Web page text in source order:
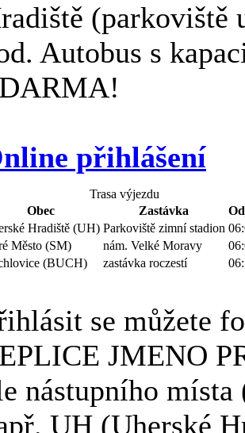
(parkoviště
Autobus s
přihlášení
Trasa výjezdu
Obec
Zastávka
Hradiště (UH) Parkoviště zimní stadion
Město (SM)
nám. Velké Moravy
(BUCH)
zastávka roczestí
se můžete
JMENO
nástupního
UH (Uherské